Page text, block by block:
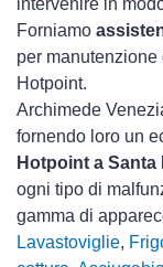
intervenire in
Forniamo
per
Hotpoint.
Archimede
fornendo loro un
Hotpoint a Santa
ogni tipo di
gamma di
Lavastoviglie,